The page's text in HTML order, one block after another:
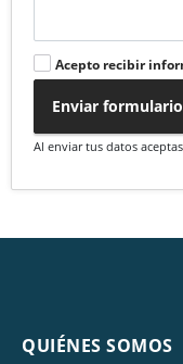
Acepto recibir
Enviar formulario
Al enviar tus datos
QUIÉNES SOMOS